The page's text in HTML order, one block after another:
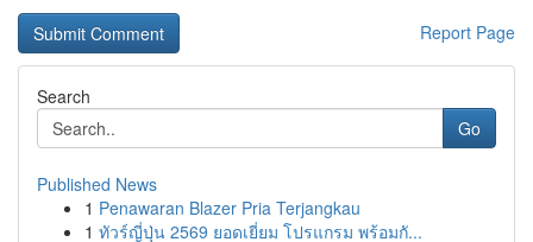
Report Page
Search
Go
Published News
1 Penawaran Blazer Pria Terjangkau
1 ทัวร์ญี่ปุ่น 2569 ยอดเยี่ยม โปรแกรม พร้อมกั...